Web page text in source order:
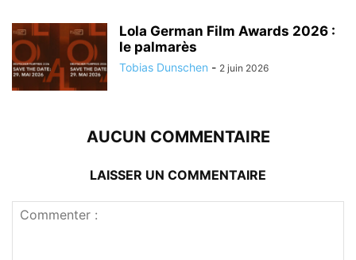
Lola German Film Awards 2026 :
le palmarès
Tobias Dunschen - 2 juin 2026
AUCUN COMMENTAIRE
LAISSER UN COMMENTAIRE